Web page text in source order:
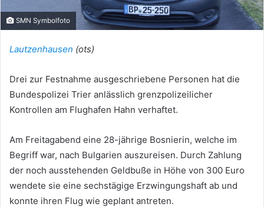
SMN Symbolfoto
Lautzenhausen (ots)
Drei zur Festnahme ausgeschriebene Personen hat die
Bundespolizei Trier anlässlich grenzpolizeilicher
Kontrollen am Flughafen Hahn verhaftet.
Am Freitagabend eine 28-jährige Bosnierin, welche im
Begriff war, nach Bulgarien auszureisen. Durch Zahlung
der noch ausstehenden Geldbuße in Höhe von 300 Euro
wendete sie eine sechstägige Erzwingungshaft ab und
konnte ihren Flug wie geplant antreten.